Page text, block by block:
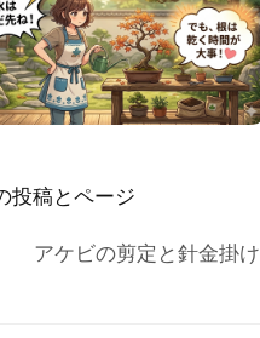
投稿とページ
アケビの剪定と針金掛け